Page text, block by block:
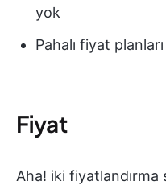
yok
Pahalı fiyat planları
Fiyat
Aha! iki fiyatlandırma